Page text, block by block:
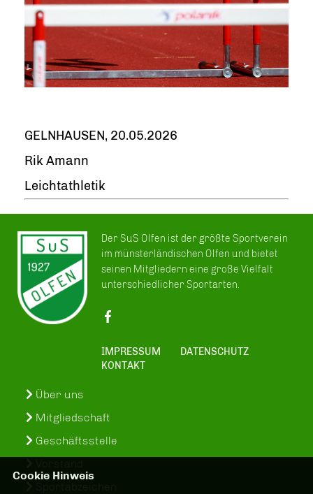
GELNHAUSEN, 20.05.2026
Rik Amann
Leichtathletik
Der SuS Olfen ist der größte Sportverein
im münsterländischen Olfen und bietet
seinen Mitgliedern eine große Vielfalt
unterschiedlicher Sportarten.
IMPRESSUM
DATENSCHUTZ
KONTAKT
Über uns
Mitgliedschaft
Geschäftsstelle
Vorstand
Sportabzeichen
Cookie Hinweis